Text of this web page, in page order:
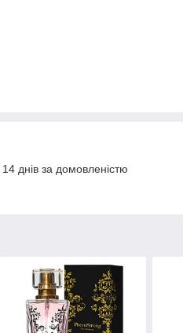
днів за домовленістю